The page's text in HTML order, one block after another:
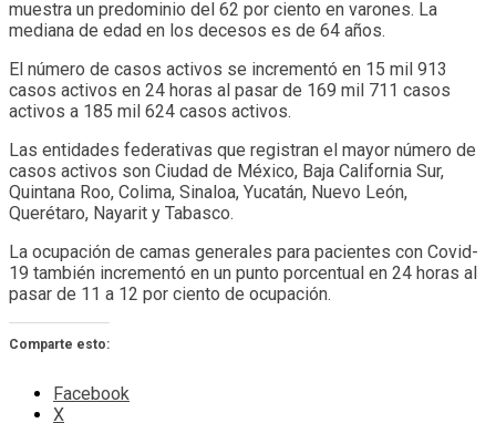
muestra un predominio del 62 por ciento en varones. La
mediana de edad en los decesos es de 64 años.
El número de casos activos se incrementó en 15 mil 913
casos activos en 24 horas al pasar de 169 mil 711 casos
activos a 185 mil 624 casos activos.
Las entidades federativas que registran el mayor número de
casos activos son Ciudad de México, Baja California Sur,
Quintana Roo, Colima, Sinaloa, Yucatán, Nuevo León,
Querétaro, Nayarit y Tabasco.
La ocupación de camas generales para pacientes con Covid-
19 también incrementó en un punto porcentual en 24 horas al
pasar de 11 a 12 por ciento de ocupación.
Comparte esto:
Facebook
X